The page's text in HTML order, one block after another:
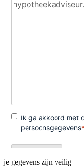
je gegevens zijn veilig